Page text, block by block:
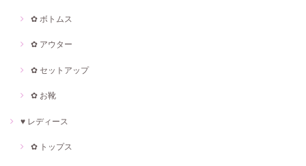
✿ ボトムス
✿ アウター
✿ セットアップ
✿ お靴
♥ レディース
✿ トップス